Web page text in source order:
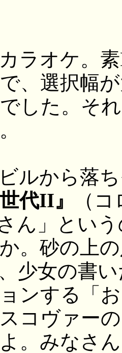
ラオケ。
、選択幅
した。そ
ビルから落
代II』
（
ん」とい
。砂の上
、少女の書
ンする「
コヴァー
。みなさ